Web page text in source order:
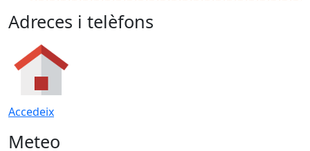
Adreces i telèfons
Accedeix
Meteo